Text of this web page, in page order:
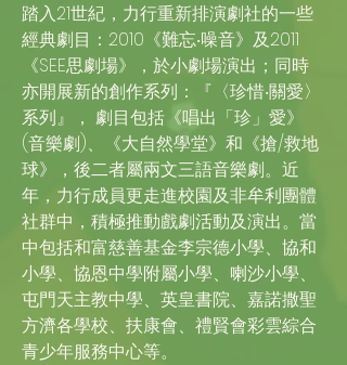
踏入21世紀，力行重新排演劇社的一些
經典劇目：2010《難忘‧噪音》及2011
《SEE思劇場》，於小劇場演出；同時
亦開展新的創作系列：『〈珍惜‧關愛〉
系列』， 劇目包括《唱出「珍」愛》
(音樂劇)、《大自然學堂》和《搶/救地
球》，後二者屬兩文三語音樂劇。近
年，力行成員更走進校園及非牟利團體
社群中，積極推動戲劇活動及演出。當
中包括和富慈善基金李宗德小學、協和
小學、協恩中學附屬小學、喇沙小學、
屯門天主教中學、英皇書院、嘉諾撒聖
方濟各學校、扶康會、禮賢會彩雲綜合
青少年服務中心等。